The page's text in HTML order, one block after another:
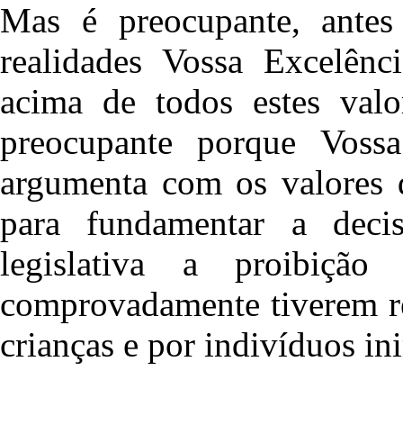
Mas é preocupante,
realidades Vossa
acima de todos estes
preocupante porque
argumenta com os
para fundamentar a
legislativa a
comprovadamente tiverem
crianças e por indivíduos